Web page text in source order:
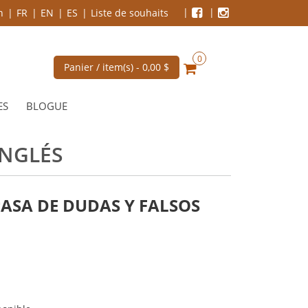
FR EN ES Liste de souhaits
Panier / item(s) - 0,00 $
0
BLOGUE
DE DUDAS Y FALSOS